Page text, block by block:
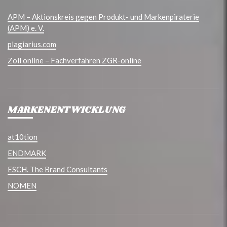
APM – Aktionskreis gegen Produkt- und Markenpiraterie
(APM) e. V.
plagiarius.com
Zoll online – Fachverfahren ZGR-online
MARKENENTWICKLUNG
at10tion
ENDMARK
ESCH. The Brand Consultants
NOMEN